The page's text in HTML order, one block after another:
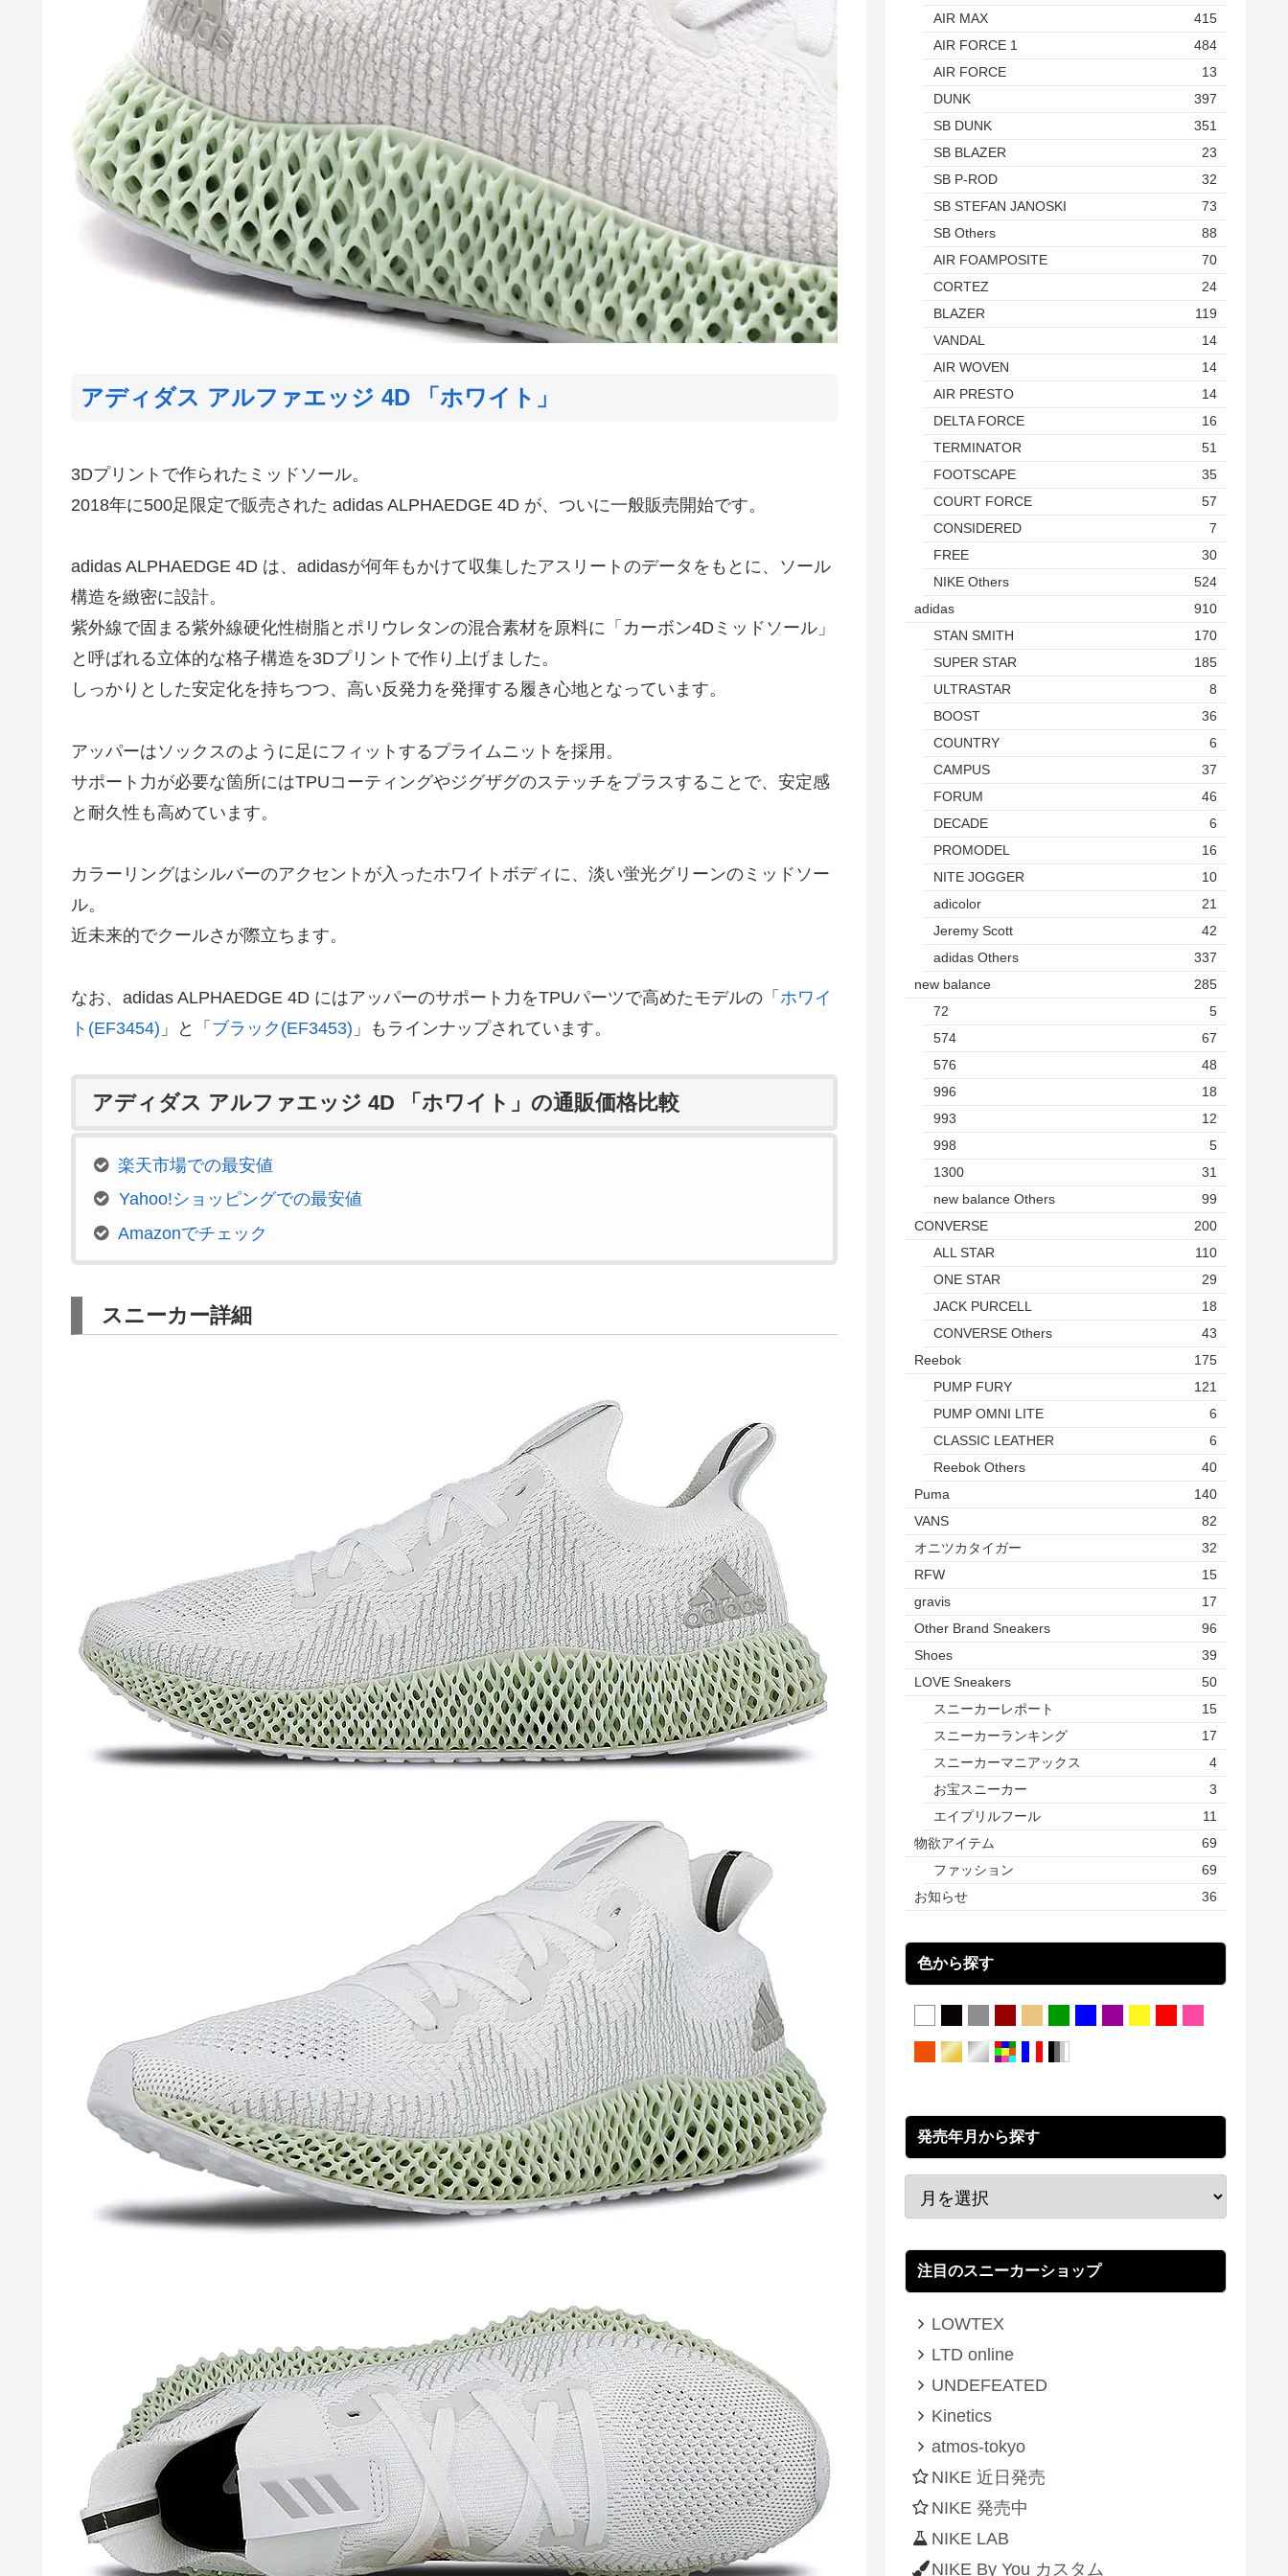
アディダス アルファエッジ 4D 「ホワイト」
3Dプリントで作られたミッドソール。
2018年に500足限定で販売された adidas ALPHAEDGE 4D が、ついに一般販売開始です。
adidas ALPHAEDGE 4D は、adidasが何年もかけて収集したアスリートのデータをもとに、ソール
構造を緻密に設計。
紫外線で固まる紫外線硬化性樹脂とポリウレタンの混合素材を原料に「カーボン4Dミッドソール」
と呼ばれる立体的な格子構造を3Dプリントで作り上げました。
しっかりとした安定化を持ちつつ、高い反発力を発揮する履き心地となっています。
アッパーはソックスのように足にフィットするプライムニットを採用。
サポート力が必要な箇所にはTPUコーティングやジグザグのステッチをプラスすることで、安定感
と耐久性も高めています。
カラーリングはシルバーのアクセントが入ったホワイトボディに、淡い蛍光グリーンのミッドソー
ル。
近未来的でクールさが際立ちます。
なお、adidas ALPHAEDGE 4D にはアッパーのサポート力をTPUパーツで高めたモデルの「 ホワイ
ト(EF3454) 」と「 ブラック(EF3453) 」もラインナップされています。
アディダス アルファエッジ 4D 「ホワイト」の通販価格比較
楽天市場での最安値
Yahoo!ショッピングでの最安値
Amazonでチェック
スニーカー詳細
AIR MAX
415
AIR FORCE 1
484
AIR FORCE
13
DUNK
397
SB DUNK
351
SB BLAZER
23
SB P-ROD
32
SB STEFAN JANOSKI
73
SB Others
88
AIR FOAMPOSITE
70
CORTEZ
24
BLAZER
119
VANDAL
14
AIR WOVEN
14
AIR PRESTO
14
DELTA FORCE
16
TERMINATOR
51
FOOTSCAPE
35
COURT FORCE
57
CONSIDERED
7
FREE
30
NIKE Others
524
adidas
910
STAN SMITH
170
SUPER STAR
185
ULTRASTAR
8
BOOST
36
COUNTRY
6
CAMPUS
37
FORUM
46
DECADE
6
PROMODEL
16
NITE JOGGER
10
adicolor
21
Jeremy Scott
42
adidas Others
337
new balance
285
72
5
574
67
576
48
996
18
993
12
998
5
1300
31
new balance Others
99
CONVERSE
200
ALL STAR
110
ONE STAR
29
JACK PURCELL
18
CONVERSE Others
43
Reebok
175
PUMP FURY
121
PUMP OMNI LITE
6
CLASSIC LEATHER
6
Reebok Others
40
Puma
140
VANS
82
オニツカタイガー
32
RFW
15
gravis
17
Other Brand Sneakers
96
Shoes
39
LOVE Sneakers
50
スニーカーレポート
15
スニーカーランキング
17
スニーカーマニアックス
4
お宝スニーカー
3
エイプリルフール
11
物欲アイテム
69
ファッション
69
お知らせ
36
色から探す
発売年月から探す
注目のスニーカーショップ
LOWTEX
LTD online
UNDEFEATED
Kinetics
atmos-tokyo
NIKE 近日発売
NIKE 発売中
NIKE LAB
NIKE By You カスタム